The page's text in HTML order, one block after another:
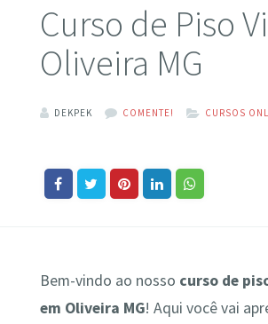
Curso de Piso
Oliveira MG
DEKPEK COMENTE! CURSOS
Bem-vindo ao nosso curso de
em Oliveira MG! Aqui você vai